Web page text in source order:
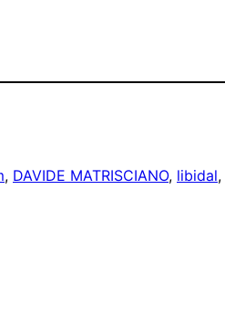
, DAVIDE MATRISCIANO, libidal,